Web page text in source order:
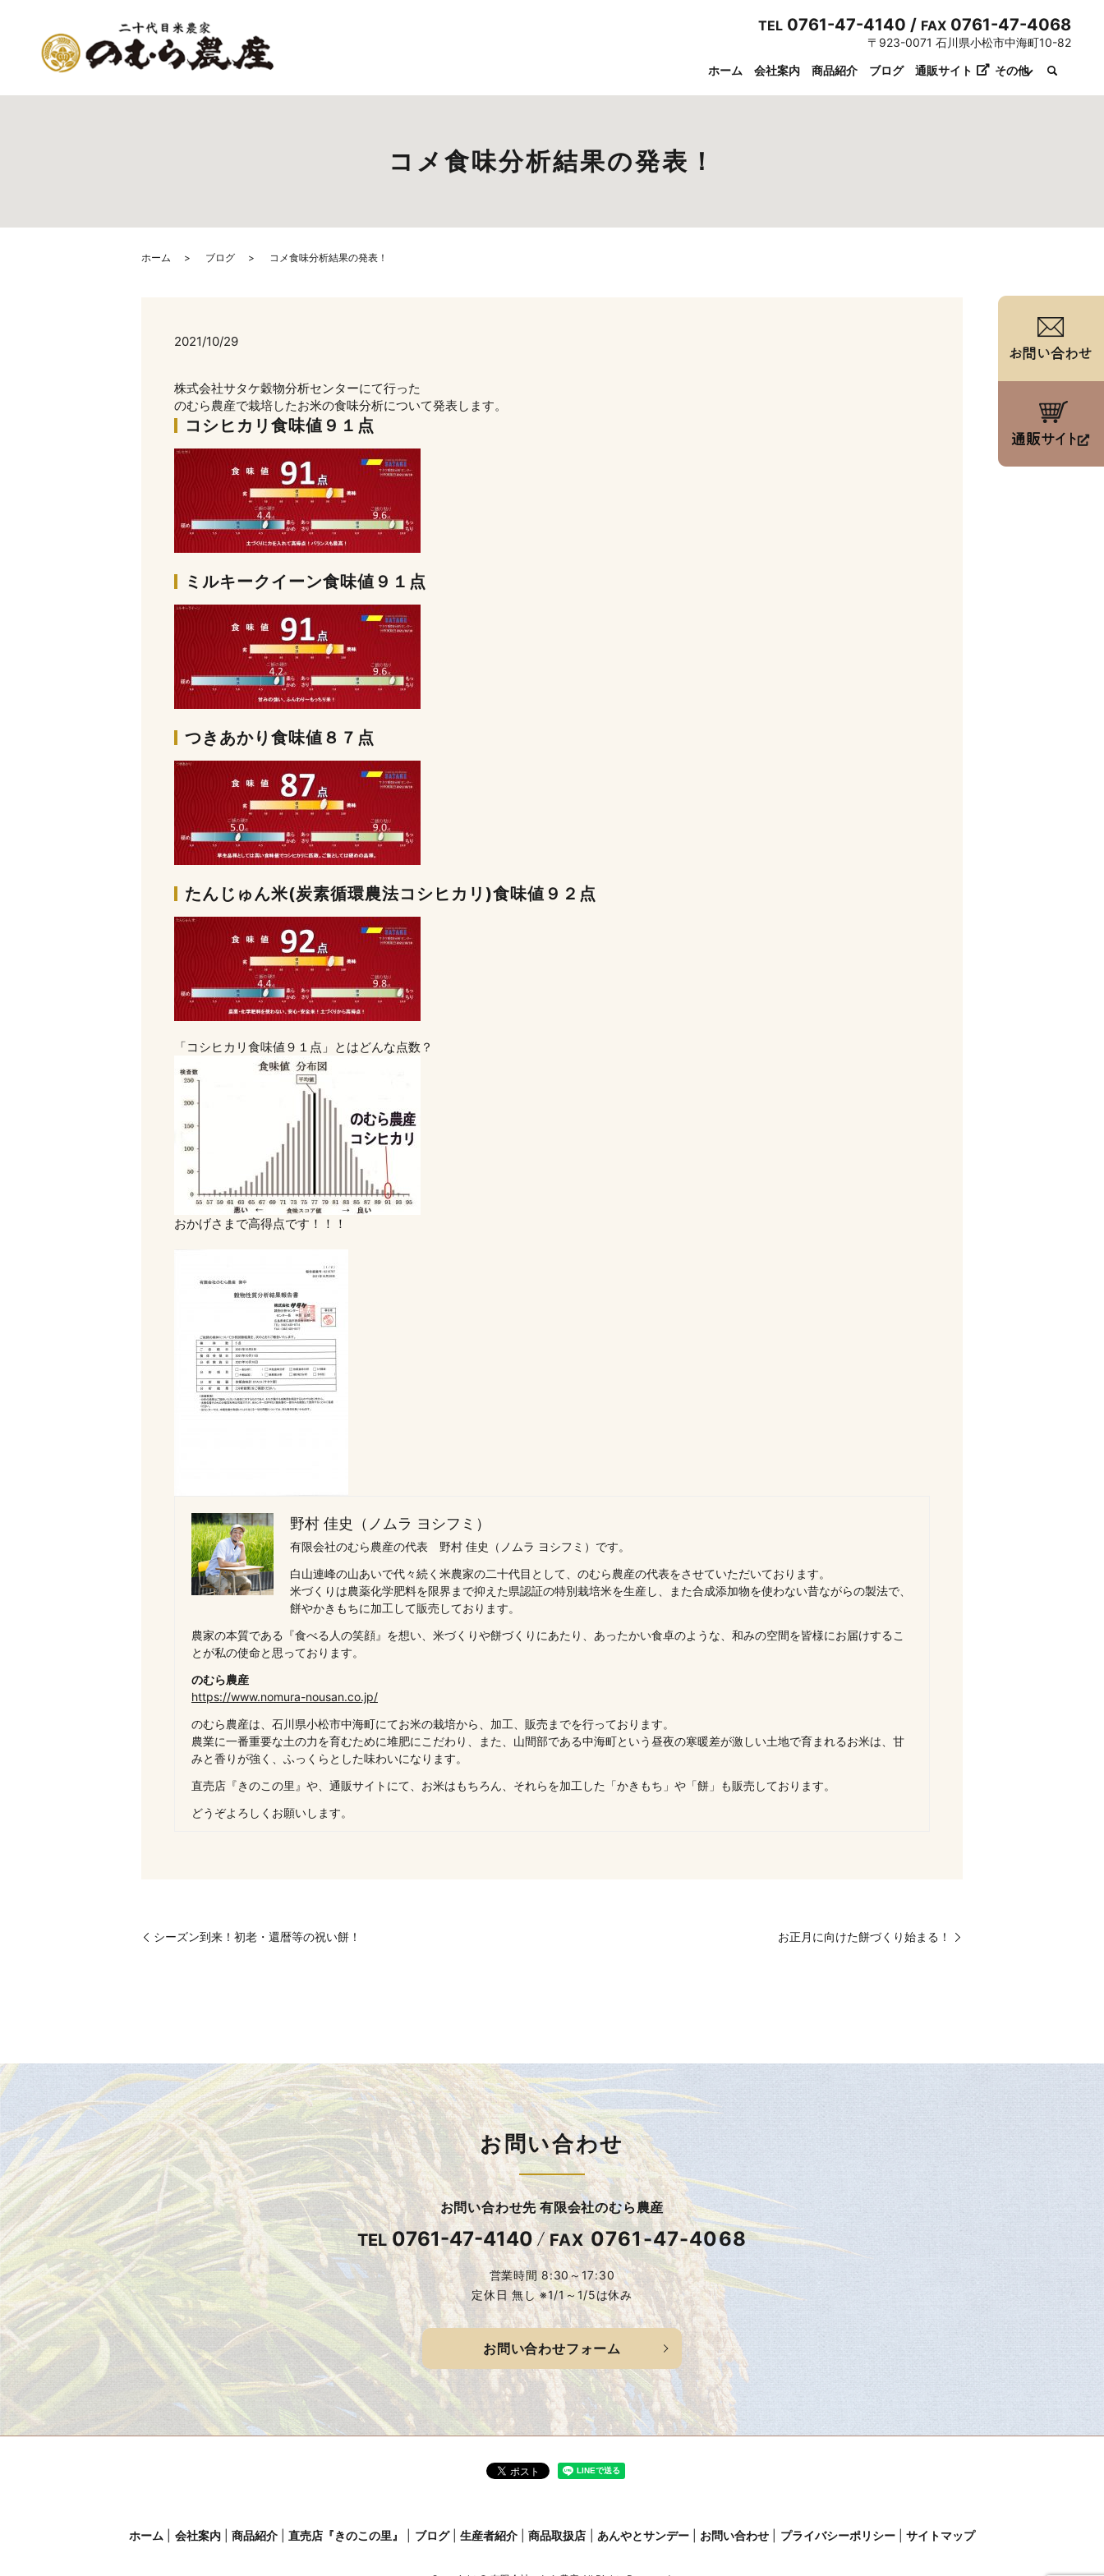
ホーム 会社案内 商品紹介 ブログ 通販サイト その他
TEL0761-47-4140 / FAX0761-47-4068
〒923-0071 石川県小松市中海町10-82
コメ食味分析結果の発表！
ホーム ブログ コメ食味分析結果の発表！
2021/10/29
株式会社サタケ穀物分析センターにて行った
のむら農産で栽培したお米の食味分析について発表します。
コシヒカリ食味値９１点
ミルキークイーン食味値９１点
つきあかり食味値８７点
たんじゅん米(炭素循環農法コシヒカリ)食味値９２点
「コシヒカリ食味値９１点」とはどんな点数？
おかげさまで高得点です！！！
野村 佳史（ノムラ ヨシフミ）
有限会社のむら農産の代表 野村 佳史（ノムラ ヨシフミ）です。
白山連峰の山あいで代々続く米農家の二十代目として、のむら農産の代表をさせていただいております。
米づくりは農薬化学肥料を限界まで抑えた県認証の特別栽培米を生産し、また合成添加物を使わない昔ながらの製法で、
餅やかきもちに加工して販売しております。
農家の本質である『食べる人の笑顔』を想い、米づくりや餅づくりにあたり、あったかい食卓のような、和みの空間を皆様にお届けするこ
とが私の使命と思っております。
のむら農産
https://www.nomura-nousan.co.jp/
のむら農産は、石川県小松市中海町にてお米の栽培から、加工、販売までを行っております。
農業に一番重要な土の力を育むために堆肥にこだわり、また、山間部である中海町という昼夜の寒暖差が激しい土地で育まれるお米は、甘
みと香りが強く、ふっくらとした味わいになります。
直売店『きのこの里』や、通販サイトにて、お米はもちろん、それらを加工した「かきもち」や「餅」も販売しております。
どうぞよろしくお願いします。
シーズン到来！初老・還暦等の祝い餅！ お正月に向けた餅づくり始まる！
お問い合わせ
お問い合わせ先 有限会社のむら農産
TEL 0761-47-4140 FAX0761-47-4068
営業時間 8:30～17:30
定休日 無し ※1/1～1/5は休み
お問い合わせフォーム
ホーム 会社案内 商品紹介 直売店『きのこの里』 ブログ 生産者紹介 商品取扱店 あんやとサンデー お問い合わせ プライバシーポリシー サイトマップ